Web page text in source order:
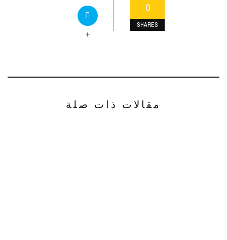
0
SHARES
+
مقالات ذات صلة